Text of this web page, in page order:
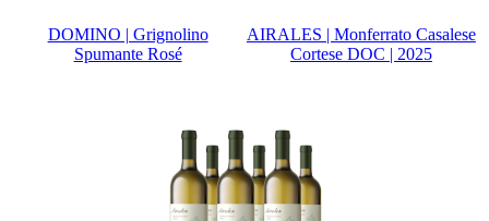
DOMINO | Grignolino
Spumante Rosé
AIRALES | Monferrato Casalese
Cortese DOC | 2025